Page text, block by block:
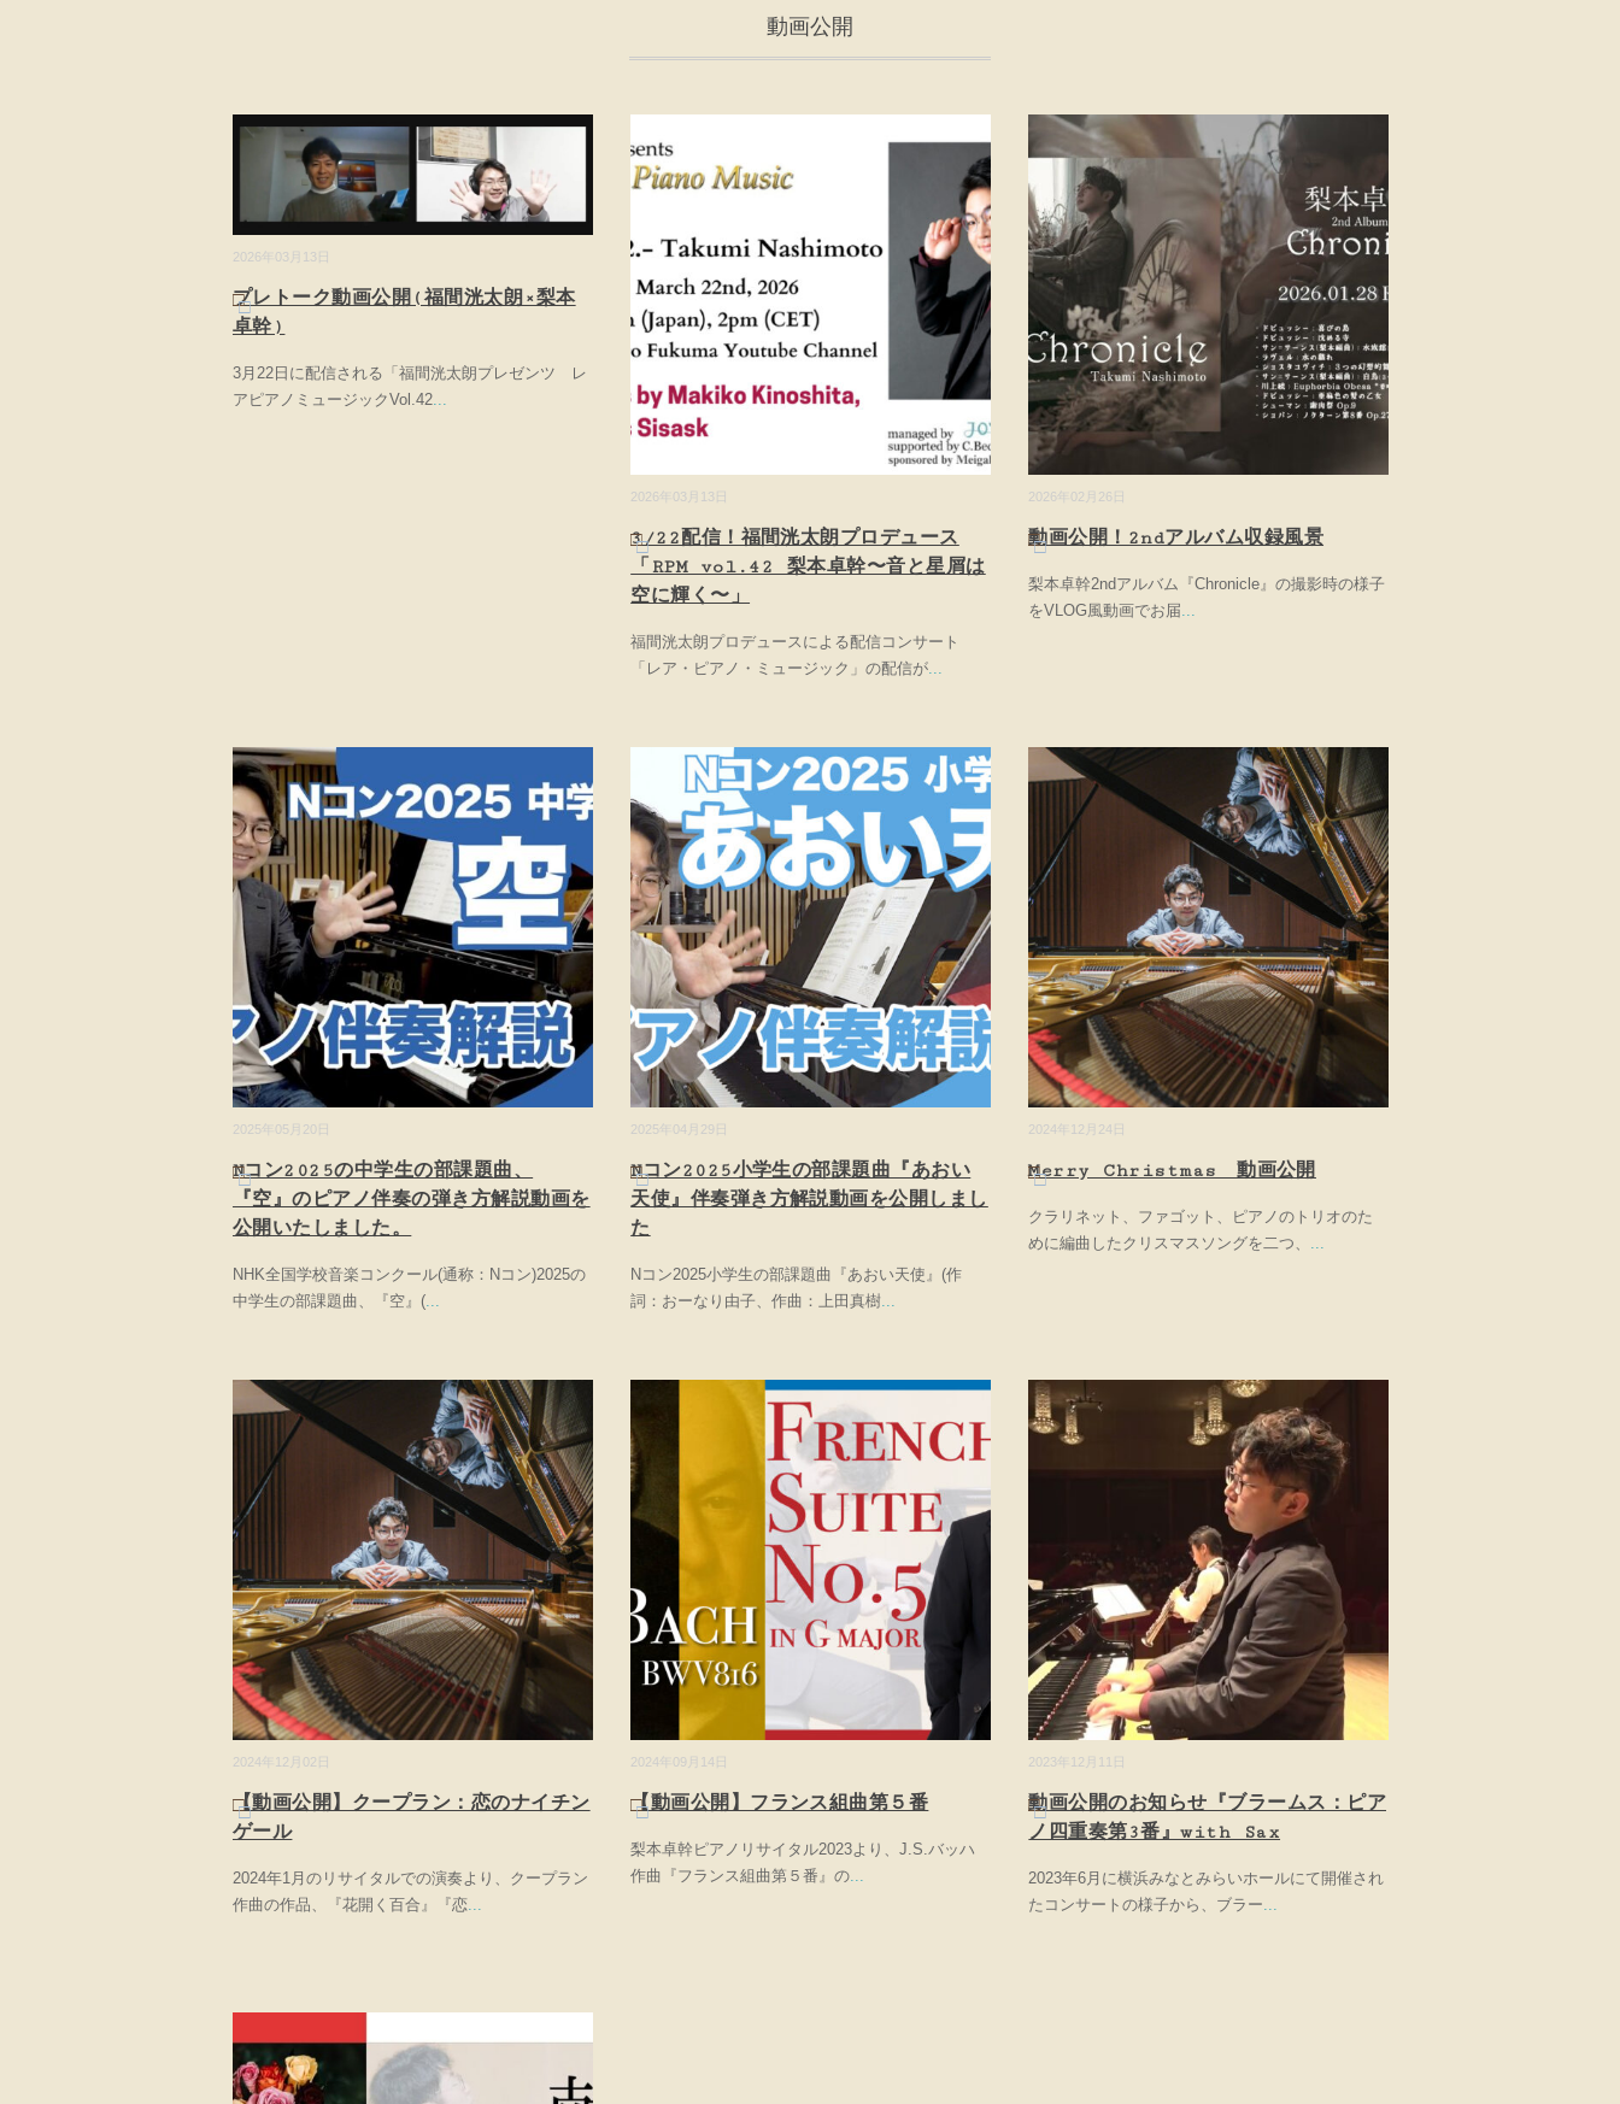
動画公開
2026年03月13日
プレトーク動画公開(福間洸太朗×梨本
卓幹)
3月22日に配信される「福間洸太朗プレゼンツ レ
アピアノミュージックVol.42...
2026年03月13日
3/22配信！福間洸太朗プロデュース
「RPM vol.42 梨本卓幹〜音と星屑は
空に輝く〜」
福間洸太朗プロデュースによる配信コンサート
「レア・ピアノ・ミュージック」の配信が
2026年02月26日
動画公開！2ndアルバム収録風景
梨本卓幹2ndアルバム『Chronicle』の撮影時の様子
をVLOG風動画でお届
2025年05月20日
Nコン2025の中学生の部課題曲、
『空』のピアノ伴奏の弾き方解説動画を
公開いたしました。
NHK全国学校音楽コンクール(通称：Nコン)2025の
中学生の部課題曲、『空』(...
2025年04月29日
Nコン2025小学生の部課題曲『あおい
天使』伴奏弾き方解説動画を公開しまし
た
Nコン2025小学生の部課題曲『あおい天使』(作
詞：おーなり由子、作曲：上田真樹
2024年12月24日
Merry Christmas 動画公開
クラリネット、ファゴット、ピアノのトリオのた
めに編曲したクリスマスソングを二つ、
2024年12月02日
【動画公開】クープラン：恋のナイチン
ゲール
2024年1月のリサイタルでの演奏より、クープラン
作曲の作品、『花開く百合』『恋...
2024年09月14日
【動画公開】フランス組曲第５番
梨本卓幹ピアノリサイタル2023より、J.S.バッハ
作曲『フランス組曲第５番』の
2023年12月11日
動画公開のお知らせ『ブラームス：ピア
ノ四重奏第3番』with Sax
2023年6月に横浜みなとみらいホールにて開催され
たコンサートの様子から、ブラー